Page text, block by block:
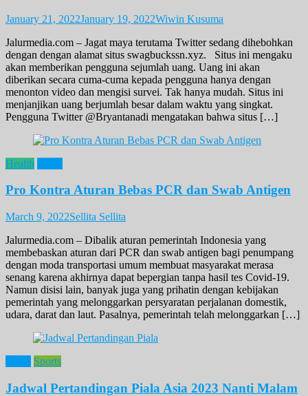
January 21, 2022January 19, 2022Wiwin Kusuma
Jalurmedia.com – Jagat maya terutama Twitter sedang dihebohkan
dengan dengan alamat situs swagbuckssn.xyz. Situs ini mengaku
akan memberikan pengguna sejumlah uang. Uang ini akan
diberikan secara cuma-cuma kepada pengguna hanya dengan
menonton video dan mengisi survei. Tak hanya mudah. Situs ini
menjanjikan uang berjumlah besar dalam waktu yang singkat.
Pengguna Twitter @Bryantanadi mengatakan bahwa situs […]
Health
Pro Kontra Aturan Bebas PCR dan Swab Antigen
March 9, 2022Sellita Sellita
Jalurmedia.com – Dibalik aturan pemerintah Indonesia yang
membebaskan aturan dari PCR dan swab antigen bagi penumpang
dengan moda transportasi umum membuat masyarakat merasa
senang karena akhirnya dapat bepergian tanpa hasil tes Covid-19.
Namun disisi lain, banyak juga yang prihatin dengan kebijakan
pemerintah yang melonggarkan persyaratan perjalanan domestik,
udara, darat dan laut. Pasalnya, pemerintah telah melonggarkan […]
Sports
Jadwal Pertandingan Piala Asia 2023 Nanti Malam